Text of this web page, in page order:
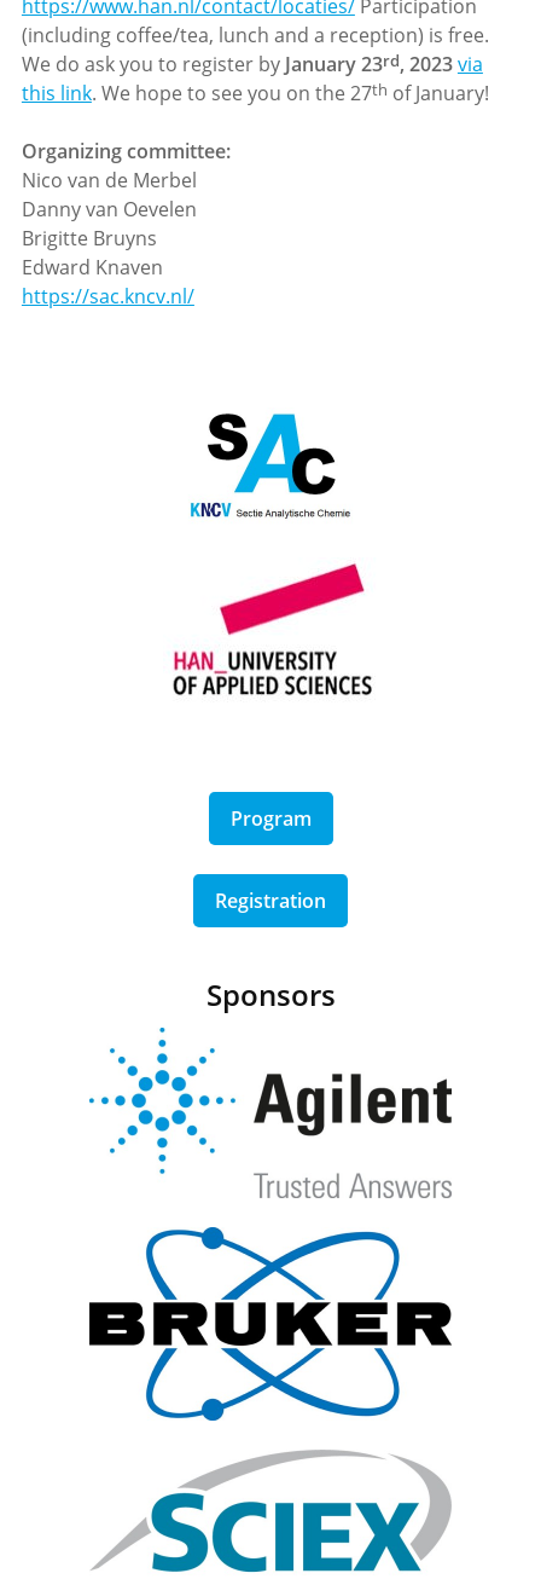
https://www.han.nl/contact/locaties/Participation
(including coffee/tea, lunch and a reception) is free.
We do ask you to register by January 23rd, 2023via
this link. We hope to see you on the 27th of January!
Organizing committee:
Nico van de Merbel
Danny van Oevelen
Brigitte Bruyns
Edward Knaven
https://sac.kncv.nl/
Program
Registration
Sponsors